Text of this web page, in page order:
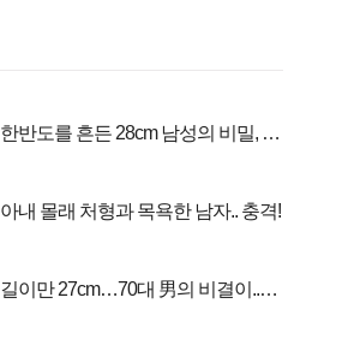
한반도를 흔든 28cm 남성의 비밀, 매
아내 몰래 처형과 목욕한 남자.. 충격!
길이만 27cm…70대 男의 비결이..충